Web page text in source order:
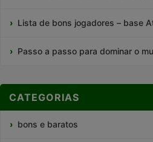
Lista de bons jogadores – base
Passo a passo para dominar o
CATEGORIAS
bons e baratos